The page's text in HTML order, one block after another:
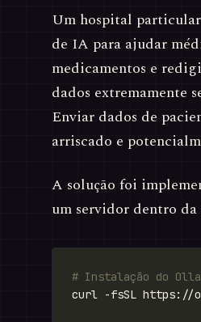
Um hospital
de IA para ajudar
medicamentos e
dados extremamente
Enviar dados de
arriscado e
A solução foi
um servidor dentro
# Instalação do